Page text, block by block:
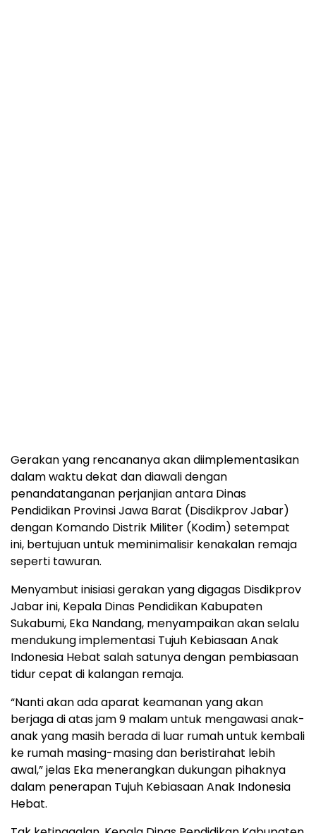
Gerakan yang rencananya akan diimplementasikan
dalam waktu dekat dan diawali dengan
penandatanganan perjanjian antara Dinas
Pendidikan Provinsi Jawa Barat (Disdikprov Jabar)
dengan Komando Distrik Militer (Kodim) setempat
ini, bertujuan untuk meminimalisir kenakalan remaja
seperti tawuran.
Menyambut inisiasi gerakan yang digagas Disdikprov
Jabar ini, Kepala Dinas Pendidikan Kabupaten
Sukabumi, Eka Nandang, menyampaikan akan selalu
mendukung implementasi Tujuh Kebiasaan Anak
Indonesia Hebat salah satunya dengan pembiasaan
tidur cepat di kalangan remaja.
“Nanti akan ada aparat keamanan yang akan
berjaga di atas jam 9 malam untuk mengawasi anak-
anak yang masih berada di luar rumah untuk kembali
ke rumah masing-masing dan beristirahat lebih
awal,” jelas Eka menerangkan dukungan pihaknya
dalam penerapan Tujuh Kebiasaan Anak Indonesia
Hebat.